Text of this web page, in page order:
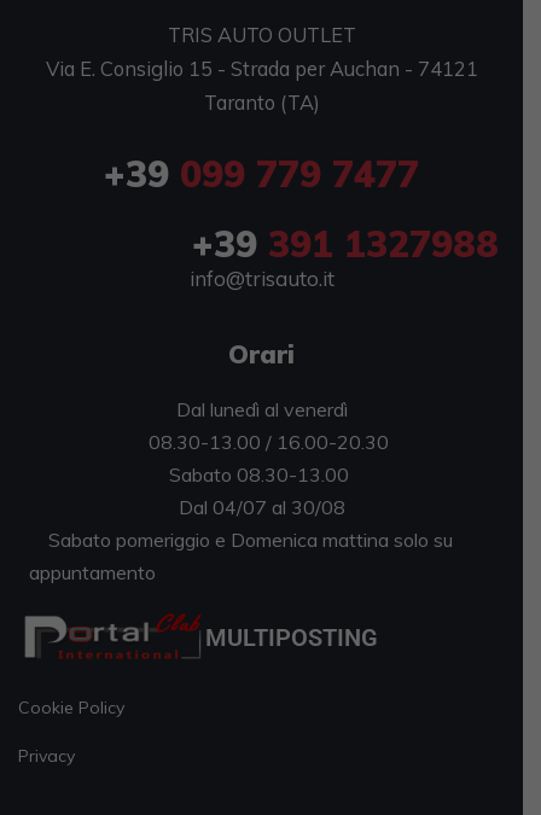
TRIS AUTO OUTLET
Via E. Consiglio 15 - Strada per Auchan - 74121
Taranto (TA)
+39 099 779 7477
+39 391 1327988
info@trisauto.it
Orari
Dal lunedì al venerdì
08.30-13.00 / 16.00-20.30
Sabato 08.30-13.00
Dal 04/07 al 30/08
Sabato pomeriggio e Domenica mattina solo su
appuntamento
MULTIPOSTING
Cookie Policy
Privacy